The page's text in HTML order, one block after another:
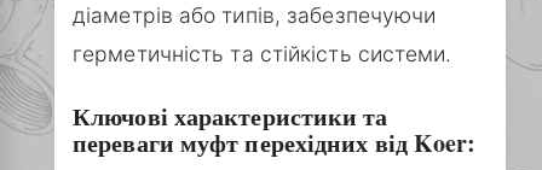
діаметрів або типів, забезпечуючи
герметичність та стійкість системи.
Ключові характеристики та
переваги муфт перехідних від Koer: